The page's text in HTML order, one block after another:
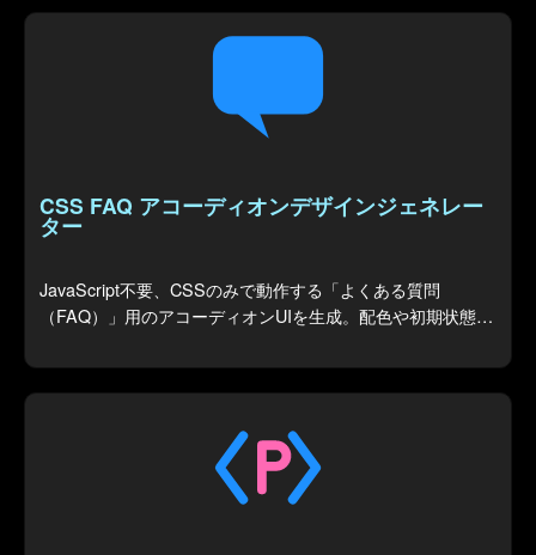
CSS FAQ アコーディオンデザインジェネレー
ター
JavaScript不要、CSSのみで動作する「よくある質問
（FAQ）」用のアコーディオンUIを生成。配色や初期状態を